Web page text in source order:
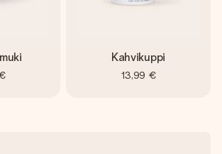
Kahvikuppi
13,99 €